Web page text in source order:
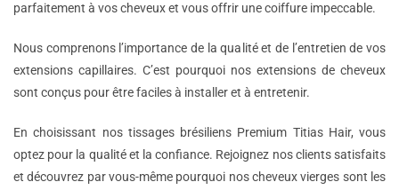
parfaitement à vos cheveux et vous offrir une coiffure impeccable.
Nous comprenons l’importance de la qualité et de l’entretien de vos
extensions capillaires. C’est pourquoi nos extensions de cheveux
sont conçus pour être faciles à installer et à entretenir.
En choisissant nos tissages brésiliens Premium Titias Hair, vous
optez pour la qualité et la confiance. Rejoignez nos clients satisfaits
et découvrez par vous-même pourquoi nos cheveux vierges sont les